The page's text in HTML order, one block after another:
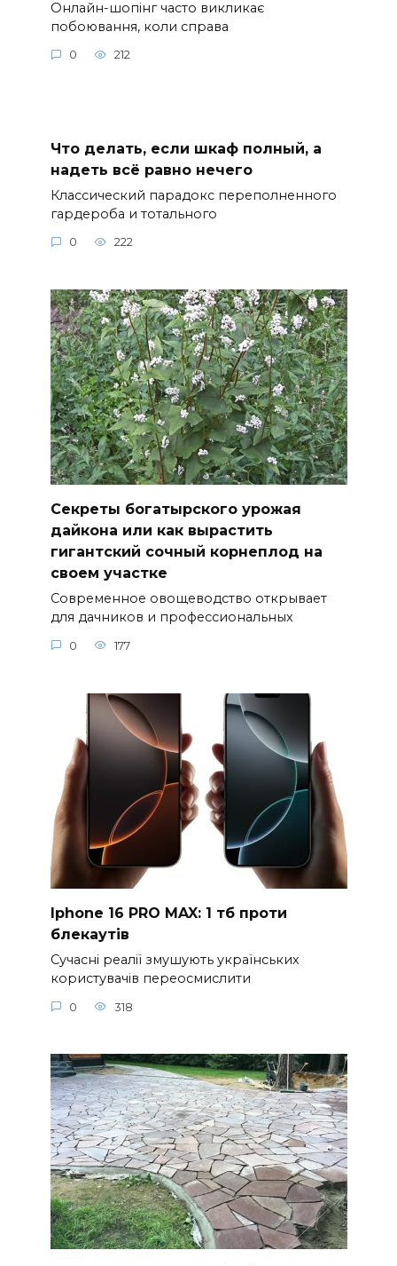
Онлайн-шопінг часто викликає
побоювання, коли справа
0 212
Что делать, если шкаф полный, а
надеть всё равно нечего
Классический парадокс переполненного
гардероба и тотального
0 222
Секреты богатырского урожая
дайкона или как вырастить
гигантский сочный корнеплод на
своем участке
Современное овощеводство открывает
для дачников и профессиональных
0 177
Iphone 16 PRO MAX: 1 тб проти
блекаутів
Сучасні реалії змушують українських
користувачів переосмислити
0 318